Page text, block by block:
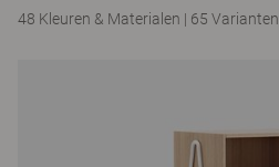
48 Kleuren & Materialen | 65 Varianten